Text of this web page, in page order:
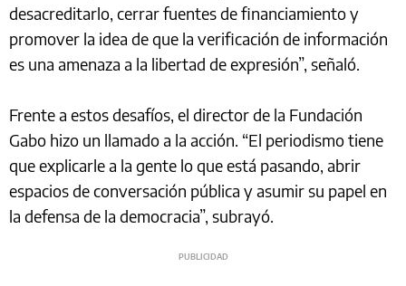
desacreditarlo, cerrar fuentes de financiamiento y
promover la idea de que la verificación de información
es una amenaza a la libertad de expresión”, señaló.
Frente a estos desafíos, el director de la Fundación
Gabo hizo un llamado a la acción. “El periodismo tiene
que explicarle a la gente lo que está pasando, abrir
espacios de conversación pública y asumir su papel en
la defensa de la democracia”, subrayó.